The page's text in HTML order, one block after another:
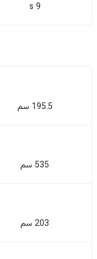
9 s
195.5 سم
535 سم
203 سم